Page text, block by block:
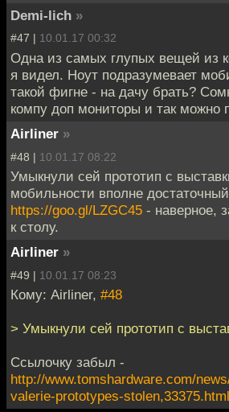
Demi-lich »
#47 | 10.01.17 00:32
Одна из самых глупых вещей из
я видел. Ноут подразумевает
такой фигне - на дачу брать?
компу доп мониторы и так можно
Airliner »
#48 | 10.01.17 08:22
Умыкнули сей прототип с
мобильности вполне
https://goo.gl/LZGC45 - наверное,
к столу.
Airliner »
#49 | 10.01.17 08:23
Кому: Airliner, #48
> Умыкнули сей прототип с
Ссылочку забыл -
http://www.tomshardware.com/
valerie-prototypes-stolen,33375.html